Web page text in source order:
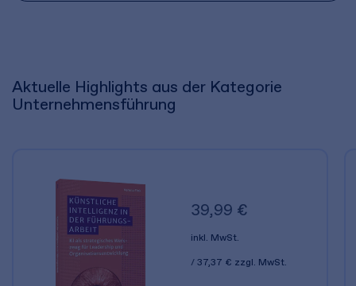
Aktuelle Highlights aus der Kategorie
Unternehmensführung
39,99 €
inkl. MwSt.
37,37 € zzgl. MwSt.